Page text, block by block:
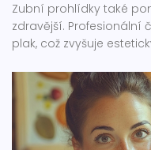
Zubní prohlídky také
zdravější. Profesionální
plak, což zvyšuje